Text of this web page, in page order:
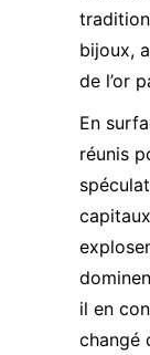
bijoux,
de l’or
En
réunis
il en
changé